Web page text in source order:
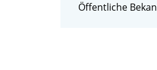
Öffentliche